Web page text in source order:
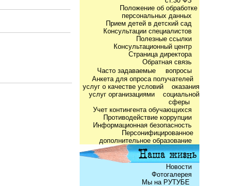
Положение об обработке
персональных данных
Прием детей в детский сад
Консультации специалистов
Полезные ссылки
Консультационный центр
Страница директора
Обратная связь
Часто задаваемые
вопросы
Анкета для опроса получателей
услуг о качестве условий оказания
услуг организациями социальной
сферы
Учет контингента обучающихся
Противодействие коррупции
Информационная безопасность
Персонифицированное
дополнительное образование
Новости
Фотогалерея
Мы на РУТУБЕ